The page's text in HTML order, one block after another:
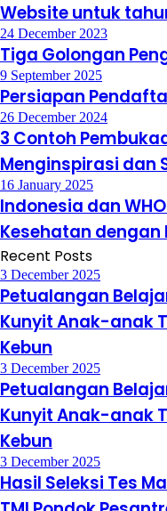
Website untuk
24 December 2023
Tiga Golongan
9 September 2025
Persiapan
26 December 2024
3 Contoh
Menginspirasi dan
16 January 2025
Indonesia dan
Kesehatan dengan
Recent Posts
3 December 2025
Petualangan
Kunyit Anak-anak
Kebun
3 December 2025
Petualangan
Kunyit Anak-anak
Kebun
3 December 2025
Hasil Seleksi Tes